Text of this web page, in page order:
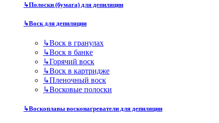
↳Полоски (бумага) для депиляции
↳Воск для депиляции
↳Воск в гранулах
↳Воск в банке
↳Горячий воск
↳Воск в картридже
↳Пленочный воск
↳Восковые полоски
↳Воскоплавы восконагреватели для депиляции